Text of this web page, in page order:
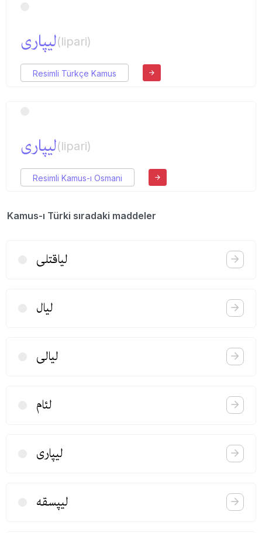
لیپاری(lipari)
Resimli Türkçe Kamus
لیپاری(lipari)
Resimli Kamus-ı Osmani
Kamus-ı Türki sıradaki maddeler
لیاقتلی
لیال
لیالی
لئام
لیپاری
لیپسقه